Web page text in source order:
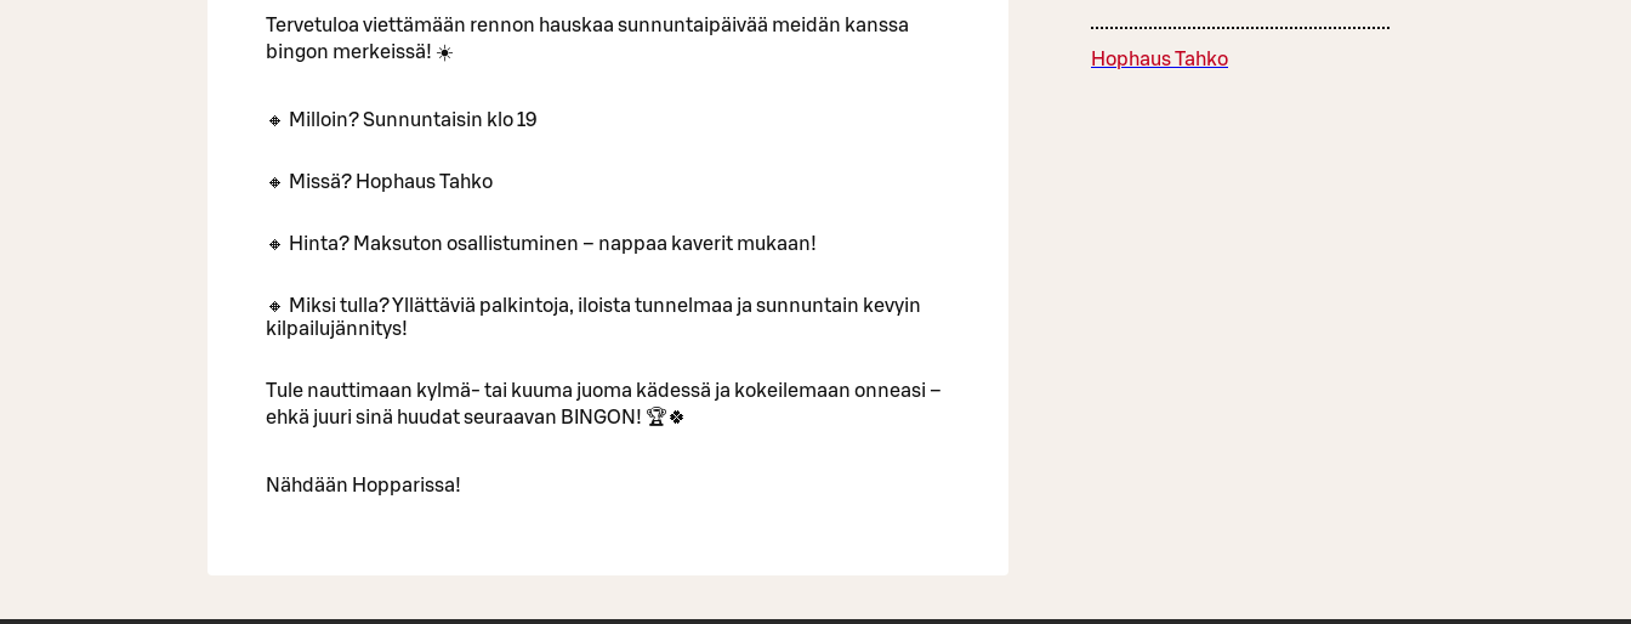
Tervetuloa viettämään rennon hauskaa sunnuntaipäivää meidän kanssa
bingon merkeissä! ☀️
🔸 Milloin? Sunnuntaisin klo 19
🔸 Missä? Hophaus Tahko
🔸 Hinta? Maksuton osallistuminen – nappaa kaverit mukaan!
🔸 Miksi tulla? Yllättäviä palkintoja, iloista tunnelmaa ja sunnuntain kevyin
kilpailujännitys!
Tule nauttimaan kylmä- tai kuuma juoma kädessä ja kokeilemaan onneasi –
ehkä juuri sinä huudat seuraavan BINGON! 🏆🍀
Nähdään Hopparissa!
Hophaus Tahko